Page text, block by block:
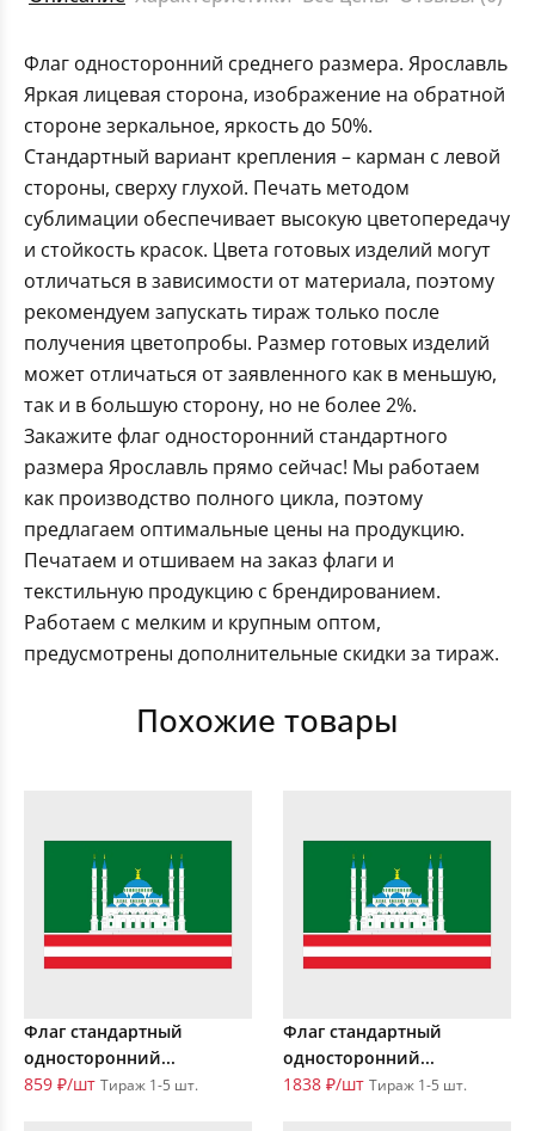
Флаг односторонний среднего размера. Ярославль
Яркая лицевая сторона, изображение на обратной
стороне зеркальное, яркость до 50%.
Стандартный вариант крепления – карман с левой
стороны, сверху глухой. Печать методом
сублимации обеспечивает высокую цветопередачу
и стойкость красок. Цвета готовых изделий могут
отличаться в зависимости от материала, поэтому
рекомендуем запускать тираж только после
получения цветопробы. Размер готовых изделий
может отличаться от заявленного как в меньшую,
так и в большую сторону, но не более 2%.
Закажите флаг односторонний стандартного
размера Ярославль прямо сейчас! Мы работаем
как производство полного цикла, поэтому
предлагаем оптимальные цены на продукцию.
Печатаем и отшиваем на заказ флаги и
текстильную продукцию с брендированием.
Работаем с мелким и крупным оптом,
предусмотрены дополнительные скидки за тираж.
Похожие товары
Флаг стандартный
односторонний...
859 ₽/шт Тираж 1-5 шт.
Флаг стандартный
односторонний...
1838 ₽/шт Тираж 1-5 шт.